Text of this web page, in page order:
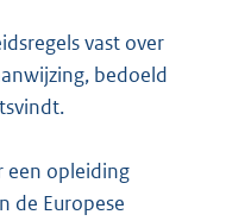
vast over
bedoeld
een opleiding
de Europese